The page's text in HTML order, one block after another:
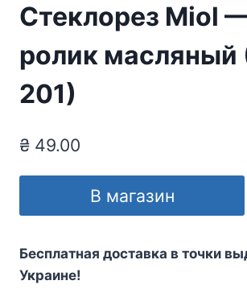
Стеклорез Miol
ролик масляный
201)
₴ 49.00
В магазин
Бесплатная доставка в точки
Украине!